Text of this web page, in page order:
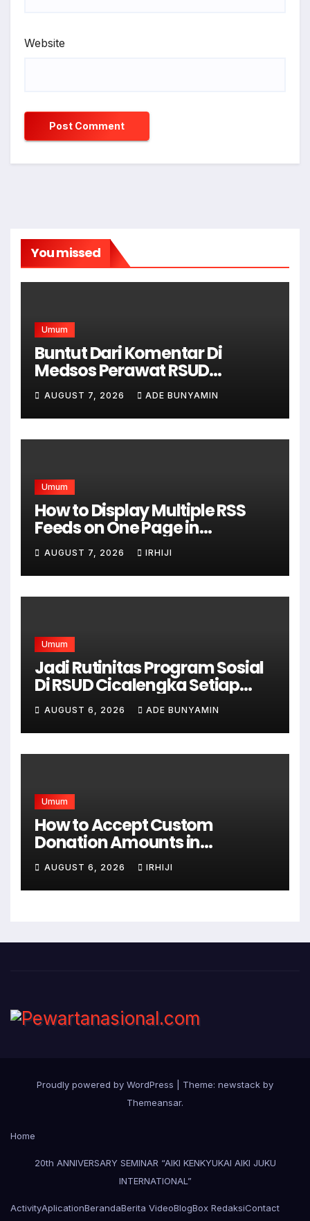
Website
You missed
Umum
Buntut Dari Komentar Di
Medsos Perawat RSUD
Cicalengka Di Non Aktifkan
AUGUST 7, 2026 ADE BUNYAMIN
Umum
How to Display Multiple RSS
Feeds on One Page in
WordPress
AUGUST 7, 2026 IRHIJI
Umum
Jadi Rutinitas Program Sosial
Di RSUD Cicalengka Setiap
Bulan Gelar Sunatan Massal
Bagi Masyarakat Tidak
Mampu
AUGUST 6, 2026 ADE BUNYAMIN
Umum
How to Accept Custom
Donation Amounts in
WordPress with Stripe
AUGUST 6, 2026 IRHIJI
Proudly powered by WordPress
Theme: newstack by
Themeansar.
Home
20th ANNIVERSARY SEMINAR “AIKI KENKYUKAI AIKI JUKU
INTERNATIONAL”
ActivityAplicationBerandaBerita VideoBlogBox RedaksiContact